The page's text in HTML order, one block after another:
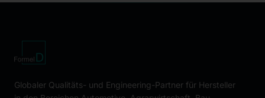
Globaler Qualitäts- und Engineering-Partner für Hersteller